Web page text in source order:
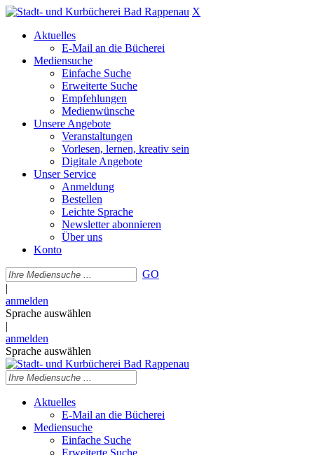
X
Aktuelles
E-Mail an die Bücherei
Mediensuche
Einfache Suche
Erweiterte Suche
Empfehlungen
Medienwünsche
Unsere Angebote
Veranstaltungen
Vorlesen, lernen, kreativ sein
Digitale Angebote
Unser Service
Anmeldung
Bestellen
Leichte Sprache
Newsletter abonnieren
Über uns
Konto
GO
|
anmelden
Sprache auswählen
|
anmelden
Sprache auswählen
Aktuelles
E-Mail an die Bücherei
Mediensuche
Einfache Suche
Erweiterte Suche